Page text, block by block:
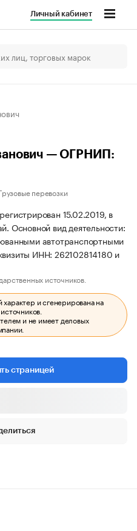
Личный кабинет
— ОГРНИП:
перевозки
15.02.2019, в
Основной вид деятельности:
автотранспортными
ИНН: 262102814180 и
источников.
и сгенерирована на
и не имеет деловых
страницей